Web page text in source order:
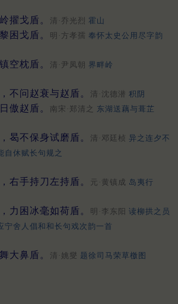
擢戈盾。
清·乔光烈 霍山
困戈盾。 明·方孝孺 奉怀太史公用尽字韵
空枕盾。
清·尹凤朝 界畔岭
不问赵衰与赵盾。
清·沈德潜 积阴
傲赵盾。 南宋·郑清之 东湖送藕与葺芷
曷不保身试磨盾。
清·邓廷桢 异之连夕不
自休赋长句规之
右手持刀左持盾。
元·黄镇成 岛夷行
力困冰毫如荷盾。
明·李东阳 读柳拱之员
宁舍人倡和和长句戏次韵一首
大鼻盾。
清·姚燮 题徐司马荣草檄图